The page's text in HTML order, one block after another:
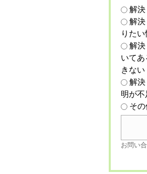
解
解
りた
解
いて
きない
解
明が
そ
お問い